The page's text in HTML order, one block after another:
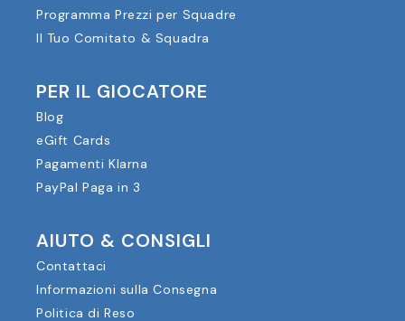
Programma Prezzi per Squadre
Il Tuo Comitato & Squadra
PER IL GIOCATORE
Blog
eGift Cards
Pagamenti Klarna
PayPal Paga in 3
AIUTO & CONSIGLI
Contattaci
Informazioni sulla Consegna
Politica di Reso